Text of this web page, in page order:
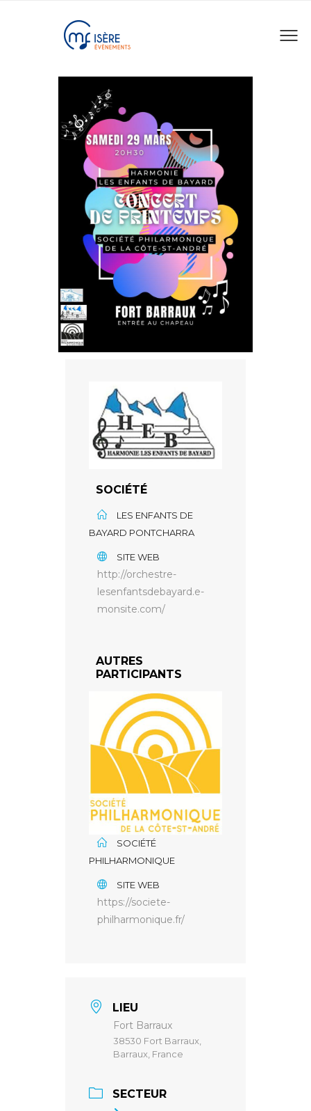
SOCIÉTÉ
LES ENFANTS DE
BAYARD PONTCHARRA
SITE WEB
http://orchestre-
lesenfantsdebayard.e-
monsite.com/
AUTRES
PARTICIPANTS
SOCIÉTÉ
PHILHARMONIQUE
SITE WEB
https://societe-
philharmonique.fr/
LIEU
Fort Barraux
38530 Fort Barraux,
Barraux, France
SECTEUR